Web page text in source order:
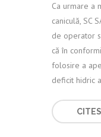
Ca urmare a
caniculă, SC
de operator
că în
folosire a
deficit hidric